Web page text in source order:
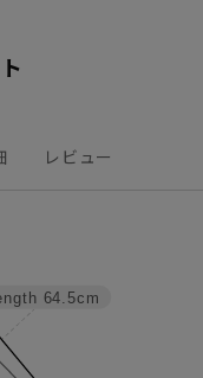
レビュー
64.5cm